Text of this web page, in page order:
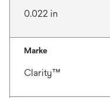
0.022 in
Marke
Clarity™